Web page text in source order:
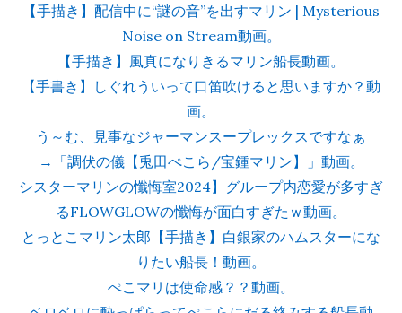
【手描き】配信中に“謎の音”を出すマリン | Mysterious
Noise on Stream動画。
【手描き】風真になりきるマリン船長動画。
【手書き】しぐれういって口笛吹けると思いますか？動
画。
う～む、見事なジャーマンスープレックスですなぁ
→「調伏の儀【兎田ぺこら/宝鍾マリン】」動画。
シスターマリンの懺悔室2024】グループ内恋愛が多すぎ
るFLOWGLOWの懺悔が面白すぎたｗ動画。
とっとこマリン太郎【手描き】白銀家のハムスターにな
りたい船長！動画。
ぺこマリは使命感？？動画。